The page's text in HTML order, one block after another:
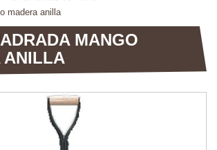
madera anilla
MANGO
ANILLA